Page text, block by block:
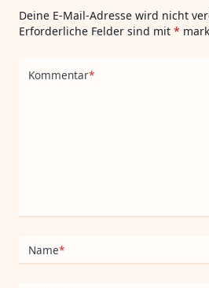
Deine E-Mail-Adresse wird nicht
Erforderliche Felder sind mit *
Kommentar*
Name*